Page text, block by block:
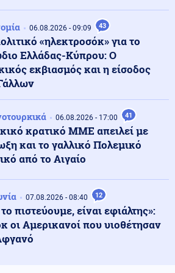
07.08.2026 - 19:03
μητέρα και γιο: Πραγματογνώμονας
ρίξει φως στα αίτια του δυστυχήματος
07.08.2026 - 18:56
07.08.2026 - 18:52
Οι αλλαγές στις λεωφορειακές γραμμές
με τη λειτουργία της επέκτασης του
Καλαμαριά
07.08.2026 - 18:41
Άνοδος 0,25% - Στα 239,11 εκατ. ευρώ ο
06.08.2026 - 09:09 43
«ηλεκτροσόκ» για το
Ελλάδας-Κύπρου: Ο
εκβιασμός και η είσοδος
06.08.2026 - 17:00 41
κρατικό ΜΜΕ απειλεί με
και το γαλλικό Πολεμικό
από το Αιγαίο
07.08.2026 - 08:40 12
πιστεύουμε, είναι εφιάλτης»:
οι Αμερικανοί που υιοθέτησαν